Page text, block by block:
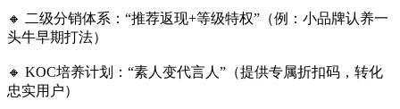
🔸 二级分销体系：“推荐返现+等级特权”（例：小品牌认养一
头牛早期打法）
🔸 KOC培养计划：“素人变代言人”（提供专属折扣码，转化
忠实用户）